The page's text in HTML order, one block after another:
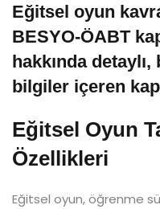
Eğitsel oyun
BESYO-ÖABT
hakkında
bilgiler içeren
Eğitsel Oyun
Özellikleri
Eğitsel oyun, öğrenme